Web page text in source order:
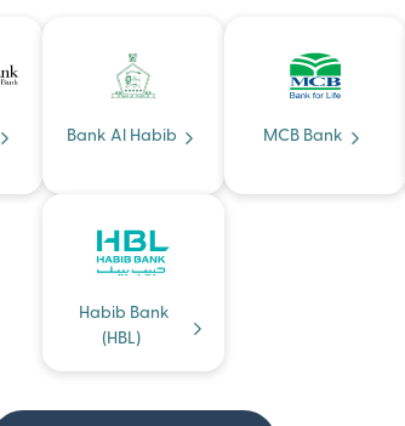
Bank Al Habib MCB Bank
Habib Bank
(HBL)